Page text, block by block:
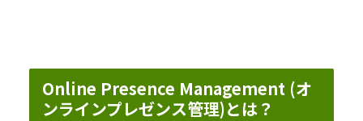
Online Presence Management (オ
ンラインプレゼンス管理)とは？